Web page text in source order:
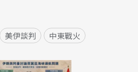
美伊談判 中東戰火